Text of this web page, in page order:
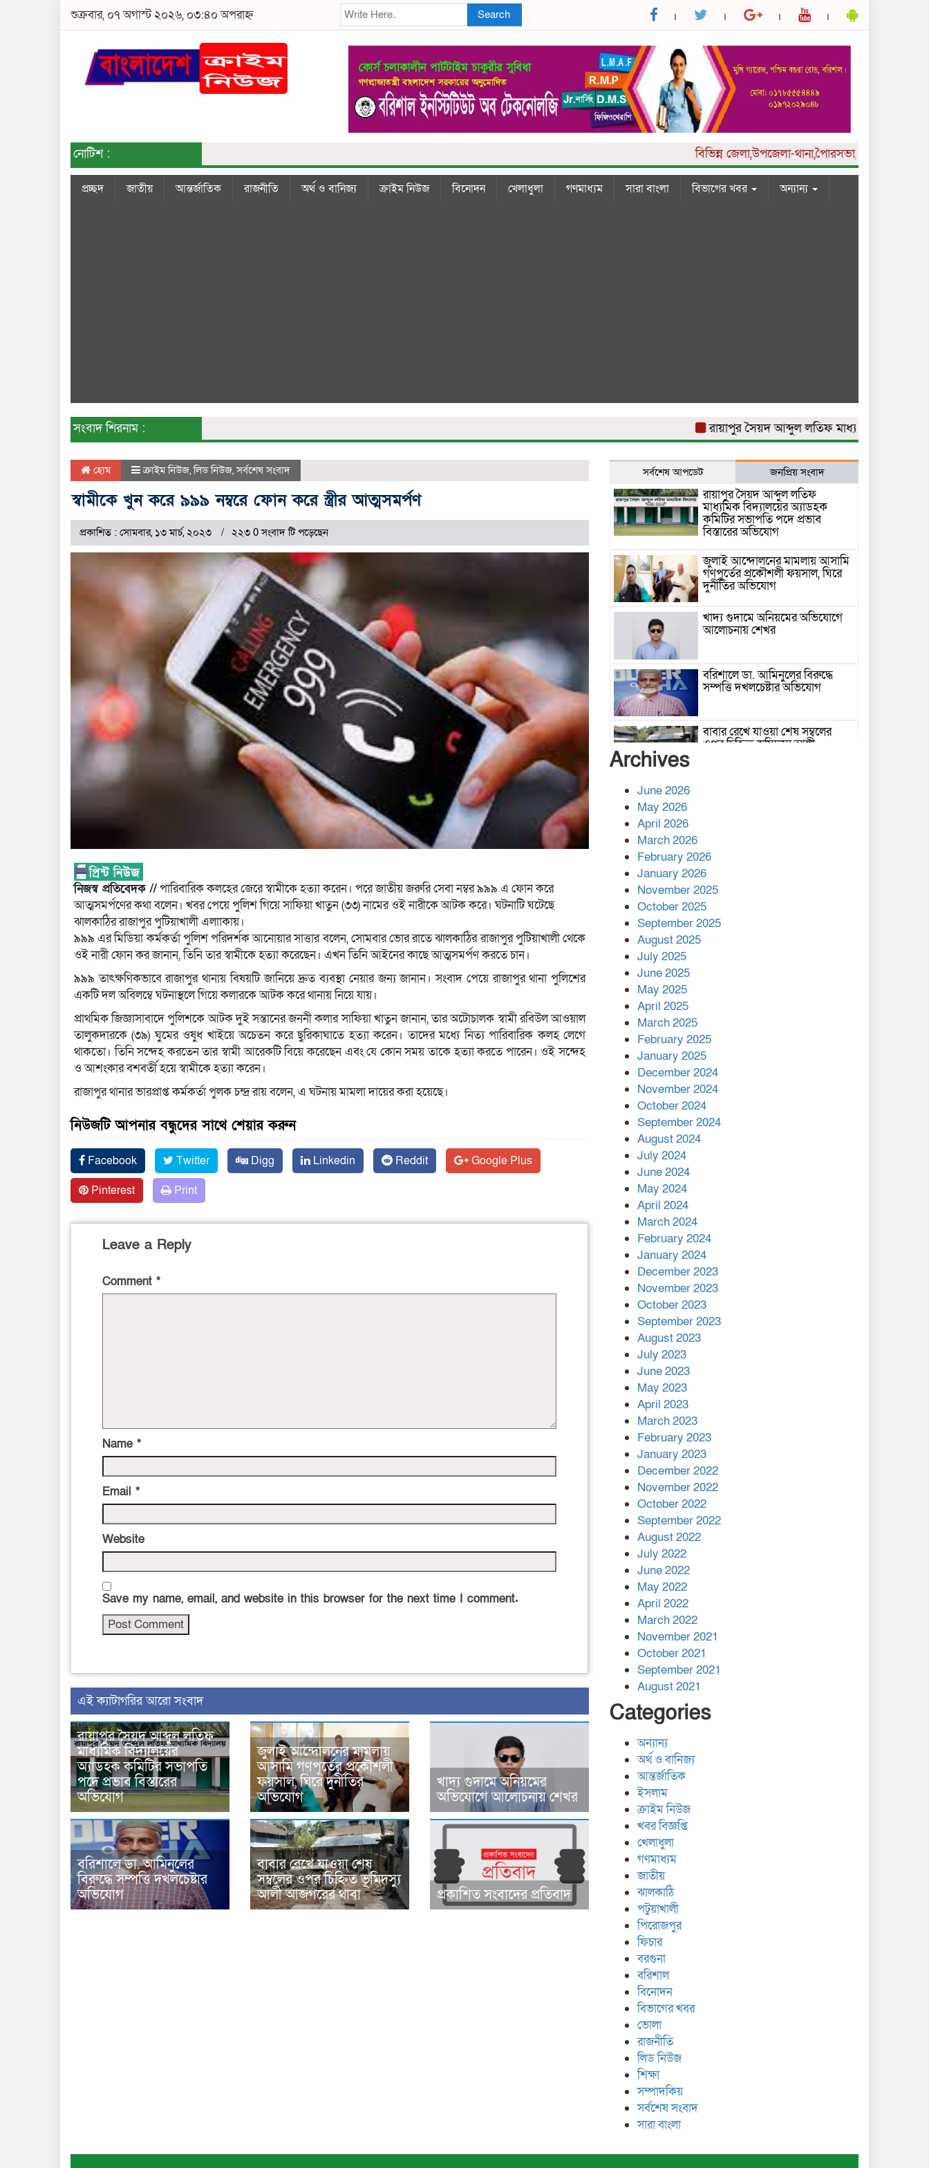
শুক্রবার, ০৭ অগাস্ট ২০২৬, ০৩:৪০ অপরাহ্ন Search
নোটিশ : বিভিন্নজেলা,উপজেলা-থানা,পৈারসভা,কলেজ ও ইউনিয়ন
প্রচ্ছদ জাতীয় আন্তর্জাতিক রাজনীতি অর্থ ও বানিজ্য ক্রাইম নিউজ বিনোদন খেলাধুলা গণমাধ্যম সারা বাংলা বিভাগের খবর অন্যান্য
সংবাদ শিরনাম : রায়াপুর সৈয়দ আব্দুল লতিফ মাধ্যমিক বিদ্যালয়ের
হোম ক্রাইম নিউজ,লিড নিউজ,সর্বশেষ সংবাদ
স্বামীকে খুন করে ৯৯৯ নম্বরে ফোন করে স্ত্রীর আত্মসমর্পণ
প্রকাশিত : সোমবার, ১৩ মার্চ, ২০২৩ ২২৩ 0 সংবাদ টি পড়েছেন
নিজস্ব প্রতি‌বেদক //পারিবারিক কলহের জে‌রে স্বামীকে হত্যা করেন। প‌রে জাতীয় জরু‌রি সেবা নম্বর ৯৯৯ এ ফোন ক‌রে
আত্মসমর্পণের কথা ব‌লেন। খবর পে‌য়ে পু‌লিশ গিয়ে সাফিয়া খাতুন (৩৩) না‌মের ওই নারী‌কে আটক ক‌রে। ঘটনা‌টি ঘ‌টে‌ছে
ঝালকাঠির রাজাপুর পুটিয়াখালী এলাাকায়।
৯৯৯ এর মি‌ডিয়া কর্মকর্তা পুলিশ প‌রিদর্শক আনোয়ার সাত্তার ব‌লেন, সোমবার ভোর রাতে ঝালকাঠির রাজাপুর পুটিয়াখালী থেকে
ওই নারী ফোন কর জানান, তিনি তার স্বামীকে হত্যা করেছেন। এখন তিনি আইনের কাছে আত্মসমর্পণ করতে চান।
৯৯৯ তাৎক্ষণিকভাবে রাজাপুর থানায় বিষয়টি জানিয়ে দ্রুত ব্যবস্থা নেয়ার জন্য জানান। সংবাদ পেয়ে রাজাপুর থানা পুলিশের
একটি দল অবিলম্বে ঘটনাস্থলে গিয়ে কলারকে আটক করে থানায় নিয়ে যায়।
প্রাথমিক জিজ্ঞাসাবাদে পু‌লিশকে আটক দুই সন্তানের জননী কলার সাফিয়া খাতুন জানান, তার অটোচালক স্বামী রবিউল আওয়াল
তালুকদারকে (৩৯) ঘুমের ওষুধ খাইয়ে অচেতন করে ছুরিকাঘাতে হত্যা করেন। তাদের মধ্যে নিত্য পারিবারিক কলহ লেগে
থাকতো। তি‌নি সন্দেহ করতেন তার স্বামী আরেকটি বিয়ে করেছেন এবং যে কোন সময় তাকে হত্যা করতে পারেন। ওই সন্দেহ
ও আশংকার বশবর্তী হয়ে স্বামীকে হত্যা করেন।
রাজাপুর থানার ভারপ্রাপ্ত কর্মকর্তা পুলক চন্দ্র রায় ব‌লেন, এ ঘটনায় মামলা দা‌য়ের করা হয়েছে।
নিউজটি আপনার বন্ধুদের সাথে শেয়ার করুন
Facebook Twitter Digg Linkedin Reddit
Google Plus
Pinterest
Print
Leave a Reply
Comment *
Name *
Email *
Website
Save my name, email, and website in this browser for the next time I comment.
‍এই ক্যাটাগরির ‍আরো সংবাদ
রায়াপুর সৈয়দ আব্দুল লতিফ
মাধ্যমিক বিদ্যালয়ের
অ্যাডহক কমিটির সভাপতি
পদে প্রভাব বিস্তারের
অভিযোগ
জুলাই আন্দোলনের মামলায়
আসামি গণপূর্তের প্রকৌশলী
ফয়সাল, ঘিরে দুর্নীতির
অভিযোগ
খাদ্য গুদামে অনিয়মের
অভিযোগে আলোচনায় শেখর
বরিশালে ডা. আমিনুলের
বিরুদ্ধে সম্পত্তি দখলচেষ্টার
অভিযোগ
বাবার রেখে যাওয়া শেষ
সম্বলের ওপর চিহ্নিত ভূমিদস্যু
আলী আজগরের থাবা
প্রকাশিত সংবাদের প্রতিবাদ
সর্বশেষ আপডেট জনপ্রিয় সংবাদ
রায়াপুর সৈয়দ আব্দুল লতিফ
মাধ্যমিক বিদ্যালয়ের অ্যাডহক
কমিটির সভাপতি পদে প্রভাব
বিস্তারের অভিযোগ
জুলাই আন্দোলনের মামলায় আসামি
গণপূর্তের প্রকৌশলী ফয়সাল, ঘিরে
দুর্নীতির অভিযোগ
খাদ্য গুদামে অনিয়মের অভিযোগে
আলোচনায় শেখর
বরিশালে ডা. আমিনুলের বিরুদ্ধে
সম্পত্তি দখলচেষ্টার অভিযোগ
বাবার রেখে যাওয়া শেষ সম্বলের
ওপর চিহ্নিত ভূমিদস্যু আলী
প্রকাশের অভিযোগ
শের-ই-বাংলা গোল্ডেন অ্যাওয়ার্ড
২০২৬-এ সম্মানিত পরিচালক ইমন
নিহত, আহত ৪০
Archives
June 2026
May 2026
April 2026
March 2026
February 2026
January 2026
November 2025
October 2025
September 2025
August 2025
July 2025
June 2025
May 2025
April 2025
March 2025
February 2025
January 2025
December 2024
November 2024
October 2024
September 2024
August 2024
July 2024
June 2024
May 2024
April 2024
March 2024
February 2024
January 2024
December 2023
November 2023
October 2023
September 2023
August 2023
July 2023
June 2023
May 2023
April 2023
March 2023
February 2023
January 2023
December 2022
November 2022
October 2022
September 2022
August 2022
July 2022
June 2022
May 2022
April 2022
March 2022
November 2021
October 2021
September 2021
August 2021
Categories
অন্যান্য
অর্থ ও বানিজ্য
আন্তর্জাতিক
ইসলাম
ক্রাইম নিউজ
খবর বিজ্ঞপ্তি
খেলাধুলা
গণমাধ্যম
জাতীয়
ঝালকাঠি
পটুয়াখালী
পিরোজপুর
ফিচার
বরগুনা
বরিশাল
বিনোদন
বিভাগের খবর
ভোলা
রাজনীতি
লিড নিউজ
শিক্ষা
সম্পাদকিয়
সর্বশেষ সংবাদ
সারা বাংলা